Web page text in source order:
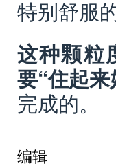
特别舒服
这种颗粒
要“住起来
完成的。
编辑